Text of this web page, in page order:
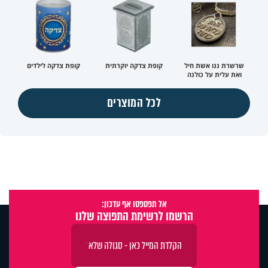
שרשרת ננו אשת חיל
ואת עלית על כולנה
קופת צדקה יוקרתית קופת צדקה לילדים
לכל המוצרים
אל תפספסו אף עדכון:
הרשמו לרשימת התפוצה שלנו